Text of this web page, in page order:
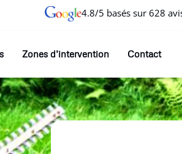
4.8/5 basés sur 628
Zones d’intervention Contact